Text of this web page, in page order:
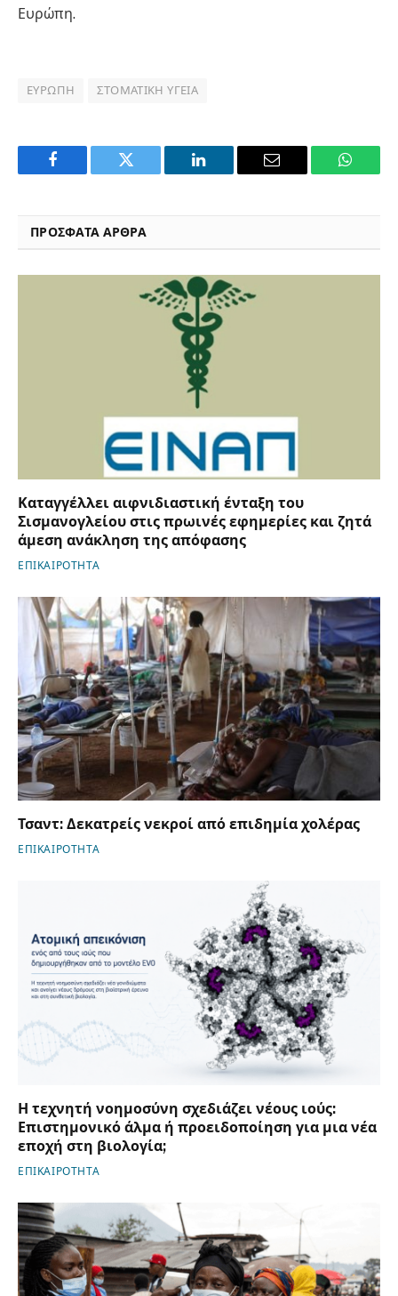
Ευρώπη.
ΕΥΡΏΠΗ ΣΤΟΜΑΤΙΚΉ ΥΓΕΊΑ
Facebook Twitter LinkedIn Email
ΠΡΟΣΦΑΤΑ ΑΡΘΡΑ
Καταγγέλλει αιφνιδιαστική ένταξη του
Σισμανογλείου στις πρωινές εφημερίες και ζητά
άμεση ανάκληση της απόφασης
ΕΠΙΚΑΙΡΟΤΗΤΑ
Τσαντ: Δεκατρείς νεκροί από επιδημία χολέρας
ΕΠΙΚΑΙΡΟΤΗΤΑ
Η τεχνητή νοημοσύνη σχεδιάζει νέους ιούς:
Επιστημονικό άλμα ή προειδοποίηση για μια νέα
εποχή στη βιολογία;
ΕΠΙΚΑΙΡΟΤΗΤΑ